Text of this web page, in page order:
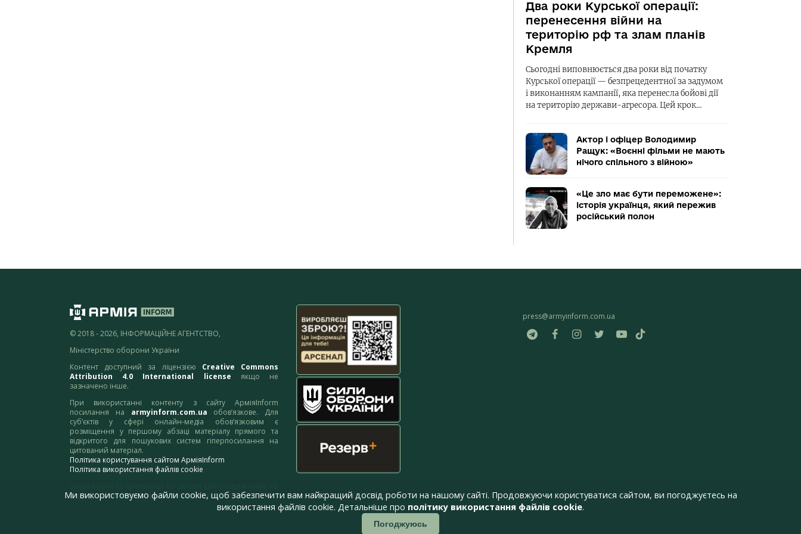
Два роки Курської операції:
перенесення війни на
територію рф та злам планів
Кремля
Сьогодні виповнюється два роки від початку
Курської операції — безпрецедентної за задумом
і виконанням кампанії, яка перенесла бойові дії
на територію держави-агресора. Цей крок…
Актор і офіцер Володимир
Ращук: «Воєнні фільми не мають
нічого спільного з війною»
«Це зло має бути переможене»:
історія українця, який пережив
російський полон
© 2018 - 2026, ІНФОРМАЦІЙНЕ АГЕНТСТВО,
Міністерство оборони України
Контент доступний за ліцензією Creative Commons
Attribution 4.0 International license якщо не
зазначено інше.
При використанні контенту з сайту АрміяInform
посилання на armyinform.com.ua обов’язкове. Для
суб’єктів у сфері онлайн-медіа обов’язковим є
розміщення у першому абзаці матеріалу прямого та
відкритого для пошукових систем гіперпосилання на
цитований матеріал.
Політика користування сайтом АрміяInform
Політика використання файлів cookie
адресу:webmaster@armyinform.com.ua
press@armyinform.com.ua
Ми використовуємо файли cookie, щоб забезпечити вам найкращий досвід роботи на нашому сайті. Продовжуючи користуватися сайтом, ви погоджуєтесь на
використання файлів cookie. Детальніше про політику використання файлів cookie.
Погоджуюсь